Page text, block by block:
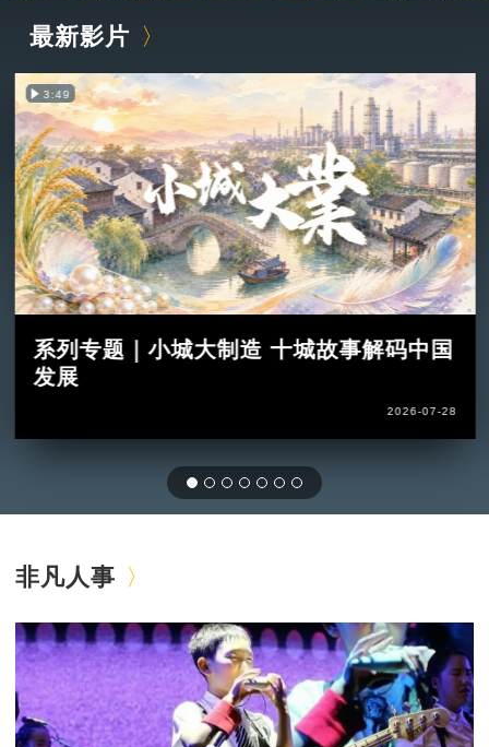
最新影片
3:49
系列专题｜小城大制造 十城故事解码中国
发展
2026-07-28
非凡人事